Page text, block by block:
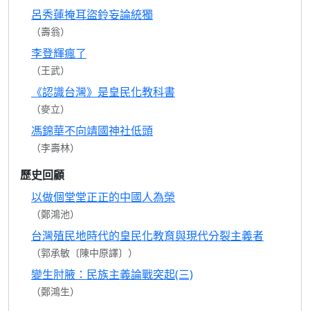
呂秀蓮掩耳盜鈴妄論統獨
（壽翁）
李登輝瘋了
（王武）
《認識台灣》是皇民化教科書
（麥立）
馮錦華不向靖國神社低頭
（李壽林）
歷史回顧
以做個堂堂正正的中國人為榮
（鄭鴻池）
台灣殖民地時代的皇民化教育與現代分裂主義者
（郭承敏〔陳中原譯〕）
變生肘腋：民族主義論戰突起(三)
（鄭鴻生）